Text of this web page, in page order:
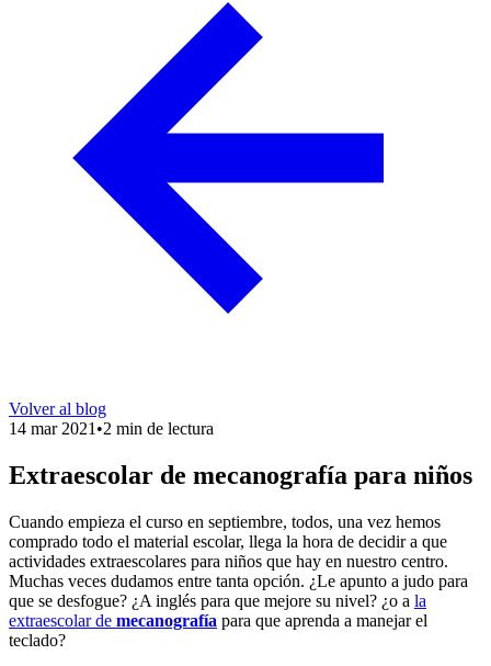
Volver al blog
14 mar 2021 •2 min de lectura
Extraescolar de mecanografía para niños
Cuando empieza el curso en septiembre, todos, una vez hemos
comprado todo el material escolar, llega la hora de decidir a que
actividades extraescolares para niños que hay en nuestro centro.
Muchas veces dudamos entre tanta opción. ¿Le apunto a judo para
que se desfogue? ¿A inglés para que mejore su nivel? ¿o a la
extraescolar de mecanografía para que aprenda a manejar el
teclado?